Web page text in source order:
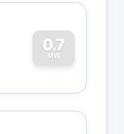
0.7
MW
0